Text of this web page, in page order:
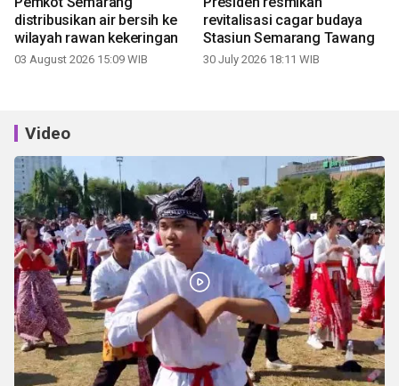
distribusikan air bersih ke
wilayah rawan kekeringan
03 August 2026 15:09 WIB
revitalisasi cagar budaya
Stasiun Semarang Tawang
30 July 2026 18:11 WIB
Video